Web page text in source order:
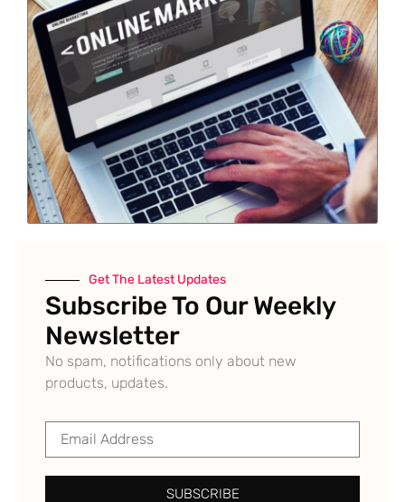
Get The Latest Updates
Subscribe To Our Weekly
Newsletter
No spam, notifications only about new
products, updates.
SUBSCRIBE